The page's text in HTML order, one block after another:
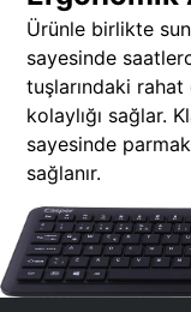
Ürünle birlikte
sayesinde
tuşlarındaki
kolaylığı sağlar.
sayesinde
sağlanır.